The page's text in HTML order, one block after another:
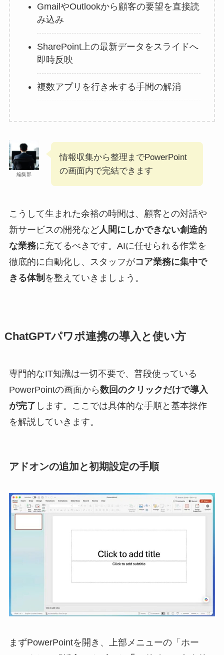
GmailやOutlookから顧客の要望を直接読
み込み
SharePoint上の最新データをスライドへ
即時反映
複数アプリを行き来する手間の解消
編集部
情報収集から整理までPowerPoint
の画面内で完結できます
こうして生まれた余裕の時間は、顧客との対話や
新サービスの開発など人間にしかできない創造的
な業務に充てるべきです。AIに任せられる作業を
徹底的に自動化し、スタッフがコア業務に集中で
きる体制 を整えていきましょう。
ChatGPTパワポ連携の導入と使い方
専門的なIT知識は一切不要で、普段使っている
PowerPointの画面から数回のクリックだけで導入
が完了 します。ここでは具体的な手順と基本操作
を解説していきます。
アドオンの追加と初期設定の手順
まずPowerPointを開き、上部メニューの「ホー